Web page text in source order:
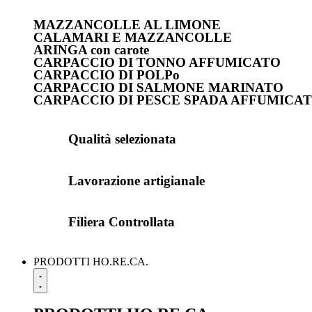
MAZZANCOLLE AL LIMONE
CALAMARI E MAZZANCOLLE
ARINGA con carote
CARPACCIO DI TONNO AFFUMICATO
CARPACCIO DI POLPo
CARPACCIO DI SALMONE MARINATO
CARPACCIO DI PESCE SPADA
Qualità selezionata
Lavorazione artigianale
Filiera Controllata
PRODOTTI HO.RE.CA.